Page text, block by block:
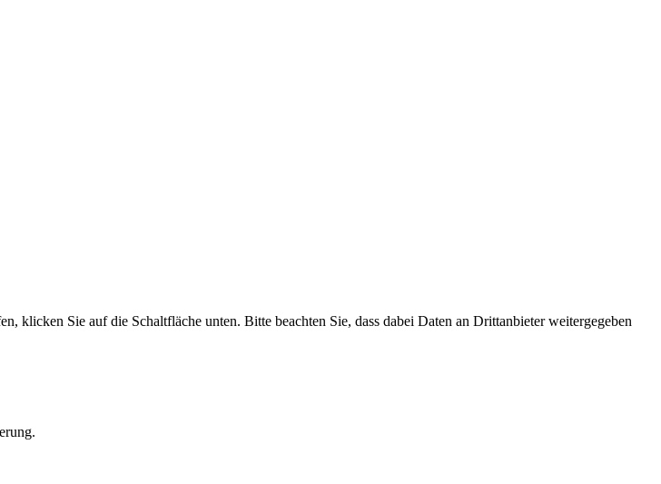
klicken Sie auf die Schaltfläche unten. Bitte beachten Sie, dass dabei Daten an Drittanbieter weitergegeben